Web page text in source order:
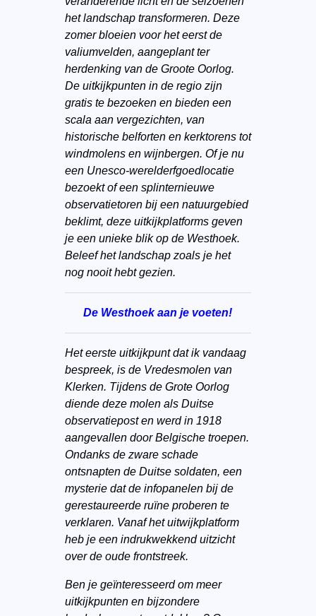
het landschap transformeren. Deze
zomer bloeien voor het eerst de
valiumvelden, aangeplant ter
herdenking van de Groote Oorlog.
De uitkijkpunten in de regio zijn
gratis te bezoeken en bieden een
scala aan vergezichten, van
historische belforten en kerktorens tot
windmolens en wijnbergen. Of je nu
een Unesco-werelderfgoedlocatie
bezoekt of een splinternieuwe
observatietoren bij een natuurgebied
beklimt, deze uitkijkplatforms geven
je een unieke blik op de Westhoek.
Beleef het landschap zoals je het
nog nooit hebt gezien.
De Westhoek aan je voeten!
Het eerste uitkijkpunt dat ik vandaag
bespreek, is de Vredesmolen van
Klerken. Tijdens de Grote Oorlog
diende deze molen als Duitse
observatiepost en werd in 1918
aangevallen door Belgische troepen.
Ondanks de zware schade
ontsnapten de Duitse soldaten, een
mysterie dat de infopanelen bij de
gerestaureerde ruïne proberen te
verklaren. Vanaf het uitwijkplatform
heb je een indrukwekkend uitzicht
over de oude frontstreek.
Ben je geïnteresseerd om meer
uitkijkpunten en bijzondere